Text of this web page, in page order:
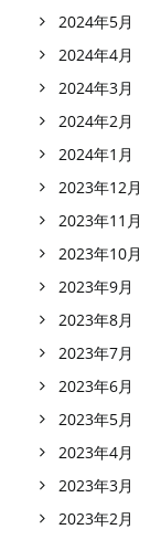
2024年5月
2024年4月
2024年3月
2024年2月
2024年1月
2023年12月
2023年11月
2023年10月
2023年9月
2023年8月
2023年7月
2023年6月
2023年5月
2023年4月
2023年3月
2023年2月